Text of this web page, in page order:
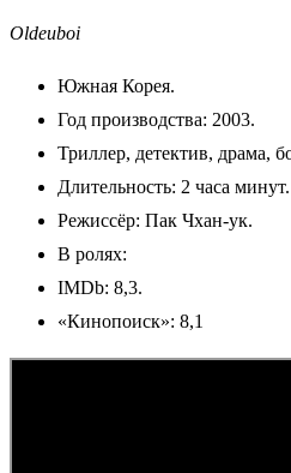
Oldeuboi
Южная Корея.
Год производства: 2003.
Триллер, детектив, драма,
Длительность: 2 часа минут.
Режиссёр: Пак Чхан-ук.
В ролях:
IMDb: 8,3.
«Кинопоиск»: 8,1